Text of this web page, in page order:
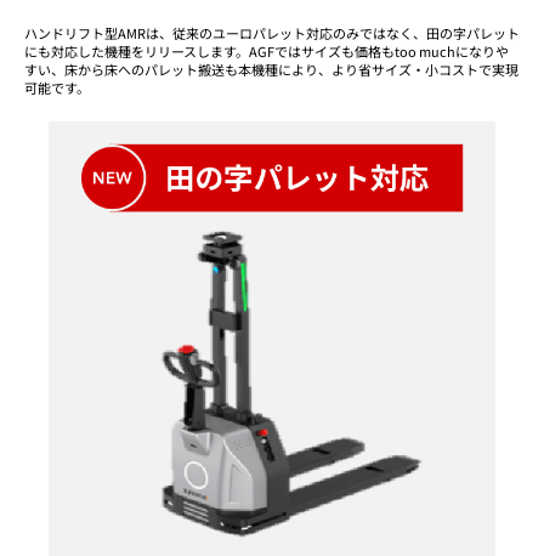
ハンドリフト型AMRは、従来のユーロパレット対応のみではなく、田の字パレット
にも対応した機種をリリースします。AGFではサイズも価格もtoo muchになりや
すい、床から床へのパレット搬送も本機種により、より省サイズ・小コストで実現
可能です。